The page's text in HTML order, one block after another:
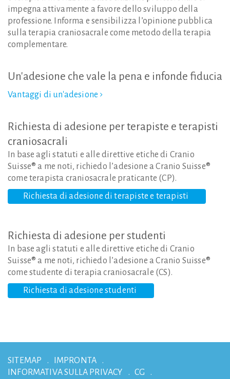
impegna attivamente a favore dello sviluppo della
professione. Informa e sensibilizza l’opinione pubblica
sulla terapia craniosacrale come metodo della terapia
complementare.
Un'adesione che vale la pena e infonde fiducia
Vantaggi di un'adesione
Richiesta di adesione perterapiste e terapisti
craniosacrali
In base agli statuti e alle direttive etiche di Cranio
Suisse® a me noti, richiedo l’adesione a Cranio Suisse®
come terapista craniosacrale praticante (CP).
Richiesta di adesione di terapiste e terapisti
Richiesta di adesione perstudenti
In base agli statuti e alle direttive etiche di Cranio
Suisse® a me noti, richiedo l’adesione a Cranio Suisse®
come studente di terapia craniosacrale (CS).
Richiesta di adesione studenti
SITEMAP
IMPRONTA
INFORMATIVA SULLA PRIVACY
CG